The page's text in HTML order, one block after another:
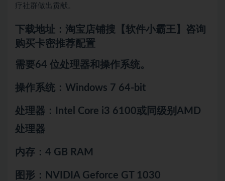
疗社群做出贡献。
下载地址：淘宝店铺搜【软件小霸王】咨询
购买卡密推荐配置
需要64 位处理器和操作系统。
操作系统：Windows 7 64-bit
处理器：Intel Core i3 6100或同级别AMD
处理器
内存：4 GB RAM
图形：NVIDIA Geforce GT 1030